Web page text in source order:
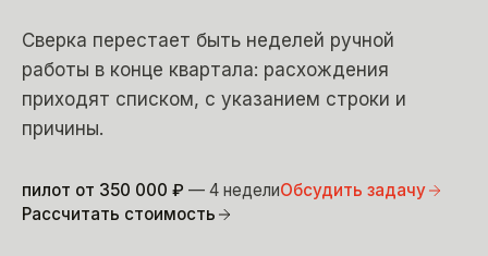
Сверка перестает быть неделей ручной
работы в конце квартала: расхождения
приходят списком, с указанием строки и
причины.
пилот от 350 000 ₽ — 4 неделиОбсудить задачу
Рассчитать стоимость